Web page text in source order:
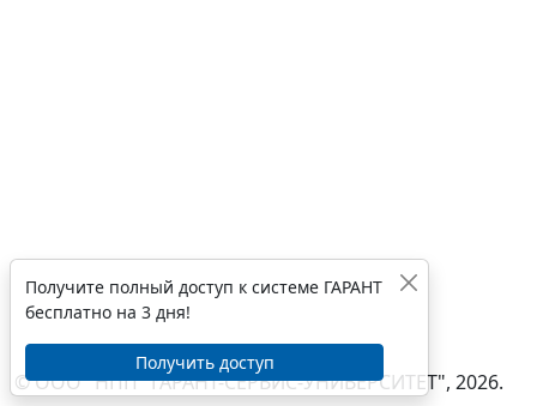
© ООО "НПП "ГАРАНТ-СЕРВИС-УНИВЕРСИТЕТ", 2026.
Получите полный доступ к системе ГАРАНТ
бесплатно на 3 дня!
Получить доступ